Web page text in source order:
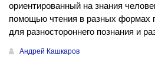
ориентированный на знания
помощью чтения в разных формах
для разностороннего познания и
Андрей Кашкаров